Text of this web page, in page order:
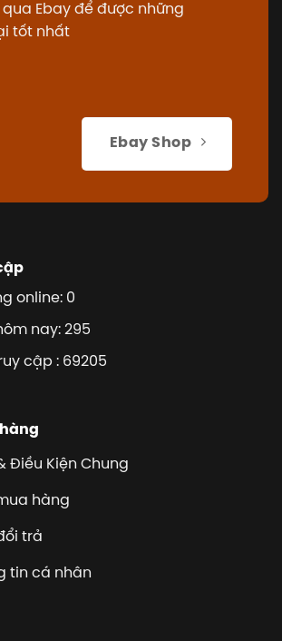
Ebay để được những
tốt nhất
Ebay Shop
online: 0
nay: 295
cập : 69205
Điều Kiện Chung
hàng
trả
tin cá nhân